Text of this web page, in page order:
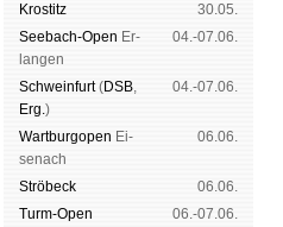
Kros­titz
30.05.
See­bach-Open Er­
lan­gen
04.-07.06.
Schwein­furt(DSB,
Erg.)
04.-07.06.
Wart­burg­open Ei­
se­nach
06.06.
Strö­beck
06.06.
Turm-Open
06.-07.06.